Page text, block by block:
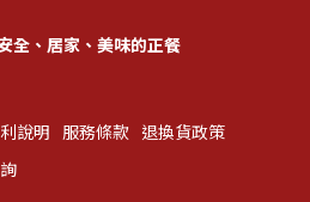
全、居家、美味的正餐
說明 服務條款 退換貨政策